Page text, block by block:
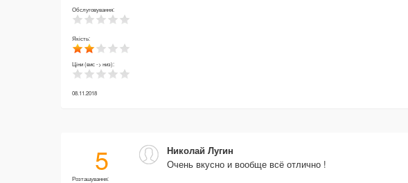
Обслуговування:
Якість:
Ціни (вис -> низ):
08.11.2018
5
Розташування:
Николай Лугин
Очень вкусно и вообще всё отлично !